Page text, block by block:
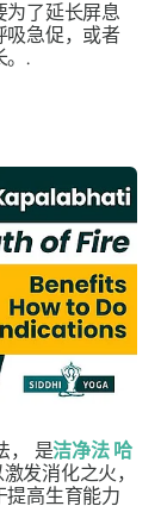
为了延长屏息
吸急促，或者
。.
， 是洁净法 哈
发消化之火，
提高生育能力